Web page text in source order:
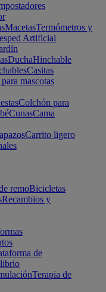
MacetasTermómetros y
Artificial
DuchaHinchable
Casitas
mascotas
Colchón para
CunasCama
Carrito ligero
remoBicicletas
Recambios y
de
Terapia de